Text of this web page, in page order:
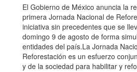
El Gobierno de México anuncia la
primera Jornada Nacional de
iniciativa sin precedentes que se
domingo 9 de agosto de forma
entidades del país.La Jornada
Reforestación es un esfuerzo
y de la sociedad para habilitar y